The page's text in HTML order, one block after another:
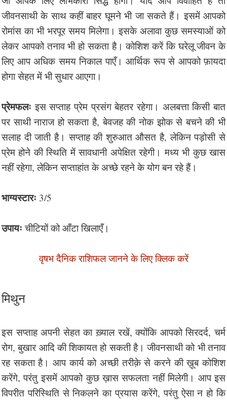
जीवनसाथी के साथ कहीं बाहर घूमने भी जा सकते हैं। इसमें आपको
रोमांस का भी भरपूर समय मिलेगा। इसके अलावा कुछ समस्याओं को
लेकर आपको तनाव भी हो सकता है। कोशिश करें कि घरेलू जीवन के
लिए आप अधिक समय निकाल पाएँ। आर्थिक रूप से आपको फ़ायदा
होगा सेहत में भी सुधार आएगा।
प्रेमफलः इस सप्ताह प्रेम प्रसंग बेहतर रहेगा। अलबत्ता किसी बात
पर साथी नाराज हो सकता है, बेवजह की नोक झोक से बचने की भी
सलाह दी जाती है। सप्ताह की शुरुआत औसत है, लेकिन पड़ोसी से
प्रेम होने की स्थिति में सावधानी अपेक्षित रहेगी। मध्य भी कुछ खास
नहीं रहेगा, लेकिन सप्ताहांत के अच्छे रहने के योग बन रहे हैं।
भाग्यस्टारः 3/5
उपायः चीटियों को आँटा खिलाएँ।
वृषभ दैनिक राशिफल जानने के लिए क्लिक करें
मिथुन
इस सप्ताह अपनी सेहत का ख़्याल रखें, क्योंकि आपको सिरदर्द, चर्म
रोग, बुखार आदि की शिकायत हो सकती है। जीवनसाथी को भी तनाव
रह सकता है। आप कार्य को अच्छी तरीक़े से करने की ख़ूब कोशिश
करेंगे, परंतु इसमें आपको कुछ ख़ास सफलता नहीं मिलेगी। आप इस
विपरीत परिस्थिति से निकलने का प्रयास करेंगे, परंतु ऐसा न हो कि